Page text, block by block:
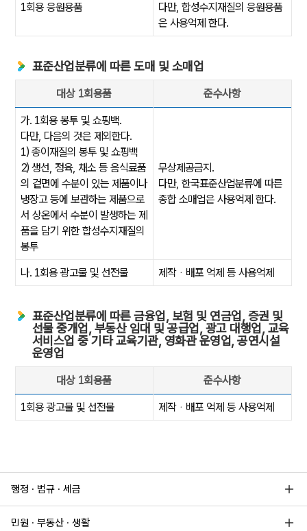
1회용 응원용품
다만, 합성수지재질의 응원용품
은 사용억제 한다.
표준산업분류에 따른 도매 및 소매업
표준산업분류에 따른 도매 및 소매업 : 대상 1회용품, 준수사항
대상 1회용품 준수사항
가. 1회용 봉투 및 쇼핑백.
다만, 다음의 것은 제외한다.
1) 종이재질의 봉투 및 쇼핑백
2) 생선, 정육, 채소 등 음식료품
의 겉면에 수분이 있는 제품이나
냉장고 등에 보관하는 제품으로
서 상온에서 수분이 발생하는 제
품을 담기 위한 합성수지재질의
봉투
무상제공금지.
다만, 한국표준산업분류에 따른
종합 소매업은 사용억제 한다.
나. 1회용 광고물 및 선전물 제작ᆞ배포 억제 등 사용억제
표준산업분류에 따른 금융업, 보험 및 연금업, 증권 및
선물 중개업, 부동산 임대 및 공급업, 광고 대행업, 교육
서비스업 중 기타 교육기관, 영화관 운영업, 공연시설
운영업
표준산업분류에 따른 금융업, 보험 및 연금업, 증권 및 선물 중개업,
대상 1회용품 준수사항
1회용 광고물 및 선전물 제작ᆞ배포 억제 등 사용억제
행정 · 법규 · 세금
민원 · 부동산 · 생활